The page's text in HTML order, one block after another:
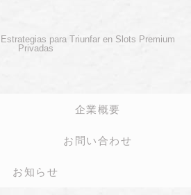
Estrategias para Triunfar en Slots Premium
Privadas
企業概要
お問い合わせ
お知らせ